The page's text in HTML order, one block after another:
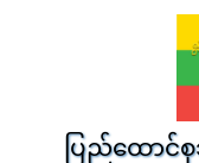
ပြည်ထောင်